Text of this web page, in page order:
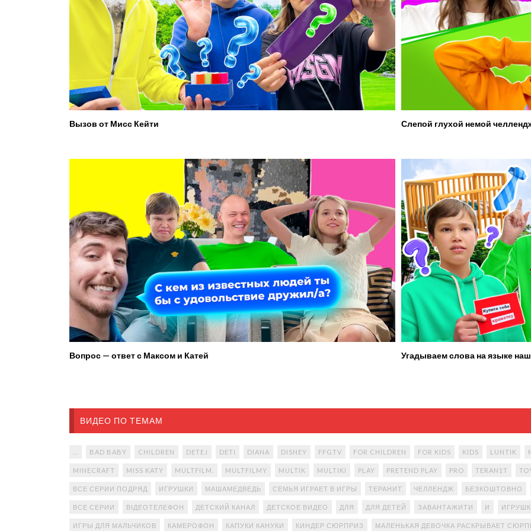
Вызов от Мисс Кейти Слепой глухой немой
Вопрос — ответ с Максом и Катей Угадываем слова на языке
ВИДЕО ПО ТЕМАМ
BAD BABY CHILDREN DETEJ DETI DIANA DISNEY FFGTV FOR CHILDREN FOR KIDS KIDS LUNTIK
MINECRAFT MISS KATY MULTFILM. MULTFILMY MULTIK MULTIKI PLAY PRETEND PLAY PRO TERAN1T
ВСЕ СЕРИИ ПОДРЯД ИГРУШКИ МАШАМЕДВЕДЬ СЕМЬЯ ИГРАЕТ В ИГРЫ ТЕРАНИТ ЧЕЛЛЕНДЖ БЕЗКОШТОВНО
ВСЕ СЕРИИ ВІДЕОТЕЛЕФОН ДЕТСКИЙ КАНАЛ ДЕТСКОЕ ВИДЕО ДЛЯ ДЛЯ ДЕТЕЙ ЗАВАНТАЖИТИ И
ИГРЫ ДЛЯ МАЛЬЧИКОВ КАМЕРОФОН КАПУКИ КАНУКИ КИНДЕР СЮРПРИЗ МАЛЕНЬКАЯ ДЕВОЧКА РАСКРЫВАЕТ